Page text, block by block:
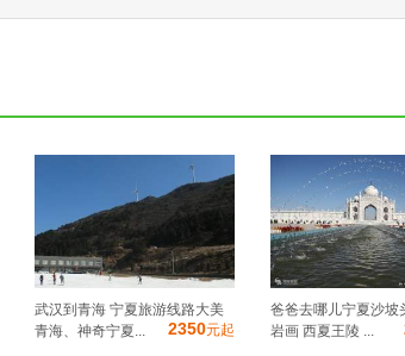
武汉到青海 宁夏旅游线路大美
青海、神奇宁夏...
2350元起
爸爸去哪儿宁夏沙坡
岩画 西夏王陵 ...